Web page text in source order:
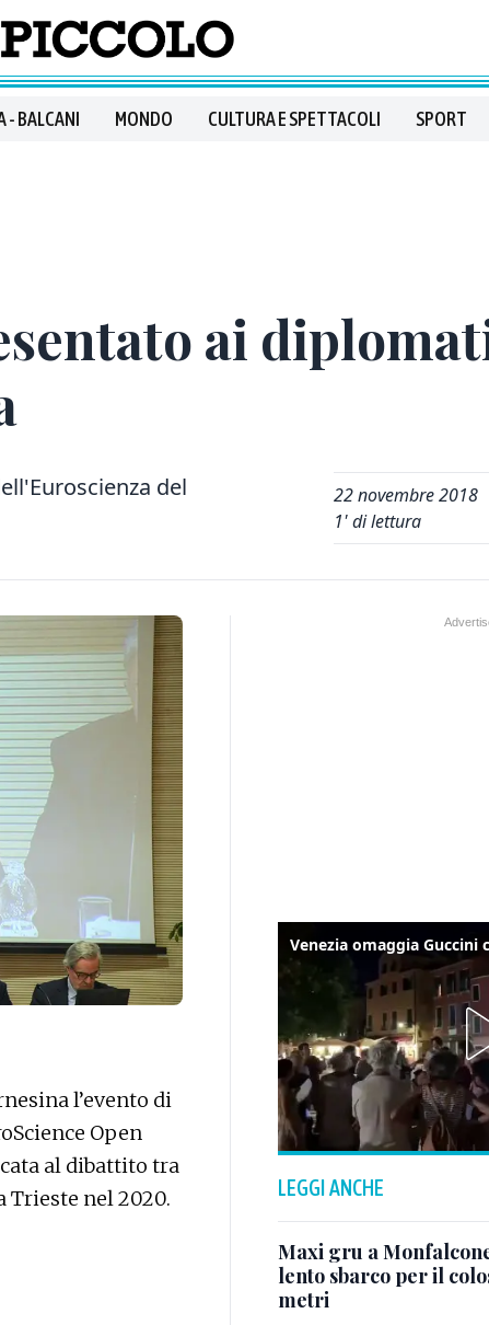
- BALCANI MONDO CULTURA E SPETTACOLI SPORT
ai
del
22 novembre 2018
1' di lettura
l’evento di
Open
al dibattito tra
Trieste nel 2020.
LEGGI ANCHE
Maxi gru a
lento sbarco per il
metri